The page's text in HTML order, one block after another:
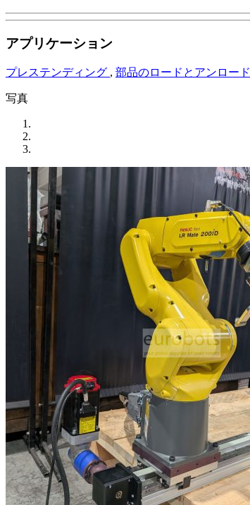
アプリケーション
プレステンディング , 部品のロードとアンロード
写真